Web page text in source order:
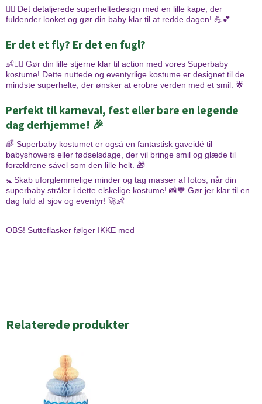
🦸‍♀️ Det detaljerede superheltedesign med en lille kape, der
fuldender looket og gør din baby klar til at redde dagen! 💪💕
Er det et fly? Er det en fugl?
👶🦸‍♂️ Gør din lille stjerne klar til action med vores Superbaby
kostume! Dette nuttede og eventyrlige kostume er designet til de
mindste superhelte, der ønsker at erobre verden med et smil. 🌟
Perfekt til karneval, fest eller bare en legende
dag derhjemme! 🎉
🌈 Superbaby kostumet er også en fantastisk gaveidé til
babyshowers eller fødselsdage, der vil bringe smil og glæde til
forældrene såvel som den lille helt. 🎁
🚼 Skab uforglemmelige minder og tag masser af fotos, når din
superbaby stråler i dette elskelige kostume! 📸💙 Gør jer klar til en
dag fuld af sjov og eventyr! 🚀👶
OBS! Sutteflasker følger IKKE med
Relaterede produkter